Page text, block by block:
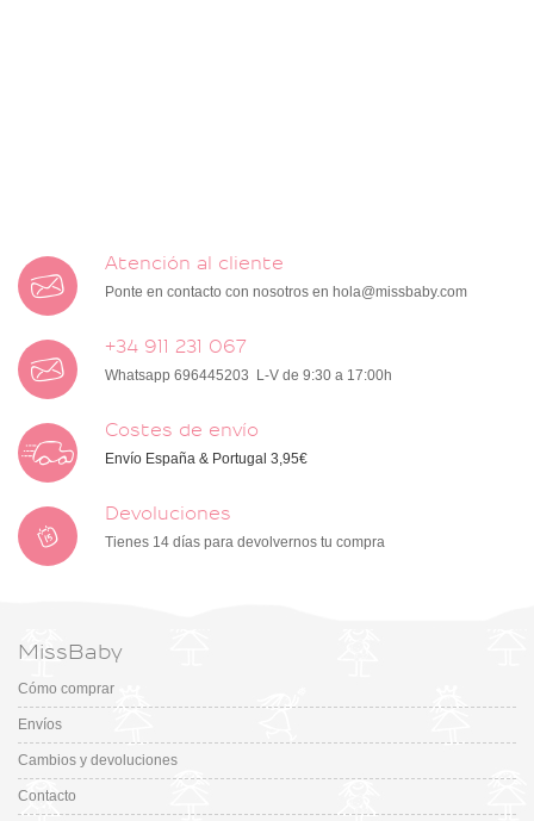
Atención al cliente
Ponte en contacto con nosotros en hola@missbaby.com
+34 911 231 067
Whatsapp 696445203 L-V de 9:30 a 17:00h
Costes de envío
Envío España & Portugal 3,95€
Devoluciones
Tienes 14 días para devolvernos tu compra
MissBaby
Cómo comprar
Envíos
Cambios y devoluciones
Contacto